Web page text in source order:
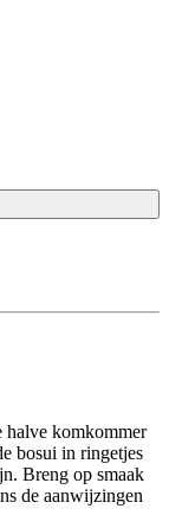
halve komkommer
bosui in ringetjes
Breng op smaak
de aanwijzingen